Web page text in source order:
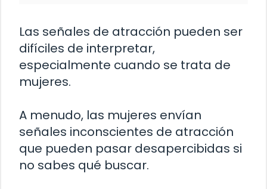
Las señales de atracción pueden ser
difíciles de interpretar,
especialmente cuando se trata de
mujeres.
A menudo, las mujeres envían
señales inconscientes de atracción
que pueden pasar desapercibidas si
no sabes qué buscar.